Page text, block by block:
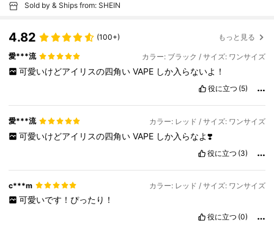
Sold by & Ships from: SHEIN
4.82 (100+) もっと見る
愛***流 カラー: ブラック / サイズ: ワンサイズ
可愛いけどアイリスの四角い VAPE しか入らないよ！
役に立つ (5)
愛***流 カラー: レッド / サイズ: ワンサイズ
可愛いけどアイリスの四角い VAPE しか入らなよ❣️
役に立つ (3)
c***m カラー: レッド / サイズ: ワンサイズ
可愛いです！ぴったり！
役に立つ (0)